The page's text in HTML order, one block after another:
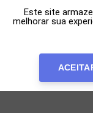
Este site
melhorar sua